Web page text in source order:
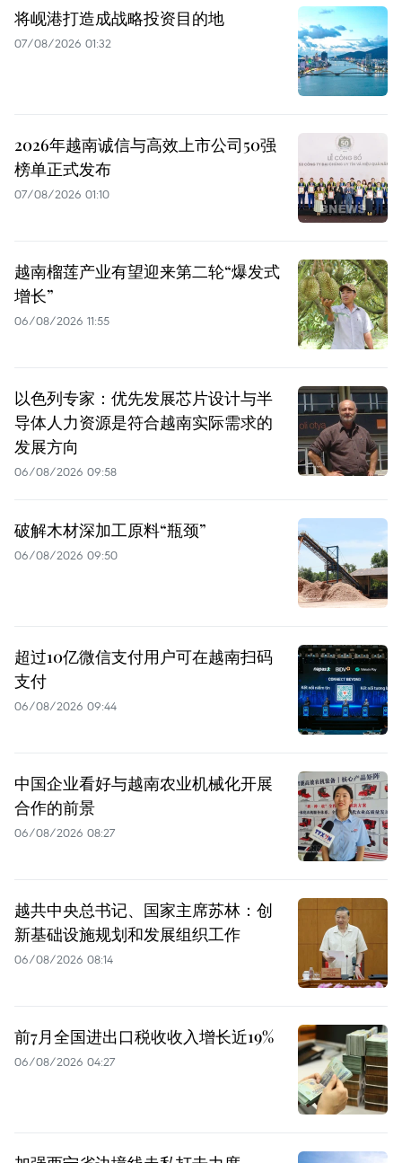
将岘港打造成战略投资目的地
07/08/2026 01:32
2026年越南诚信与高效上市公司50强
榜单正式发布
07/08/2026 01:10
越南榴莲产业有望迎来第二轮“爆发式
增长”
06/08/2026 11:55
以色列专家：优先发展芯片设计与半
导体人力资源是符合越南实际需求的
发展方向
06/08/2026 09:58
破解木材深加工原料“瓶颈”
06/08/2026 09:50
超过10亿微信支付用户可在越南扫码
支付
06/08/2026 09:44
中国企业看好与越南农业机械化开展
合作的前景
06/08/2026 08:27
越共中央总书记、国家主席苏林：创
新基础设施规划和发展组织工作
06/08/2026 08:14
前7月全国进出口税收收入增长近19%
06/08/2026 04:27